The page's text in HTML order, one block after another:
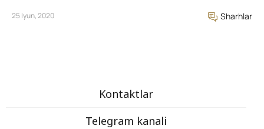
25 Iyun, 2020 Sharhlar
Kontaktlar
Telegram kanali